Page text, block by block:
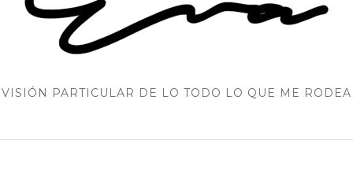
VISIÓN PARTICULAR DE LO TODO LO QUE ME RODEA